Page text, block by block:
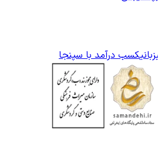
کسب درآمد با سپنجا